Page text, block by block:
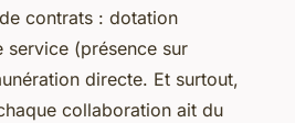
contrats : dotation
service (présence sur
directe. Et surtout,
collaboration ait du